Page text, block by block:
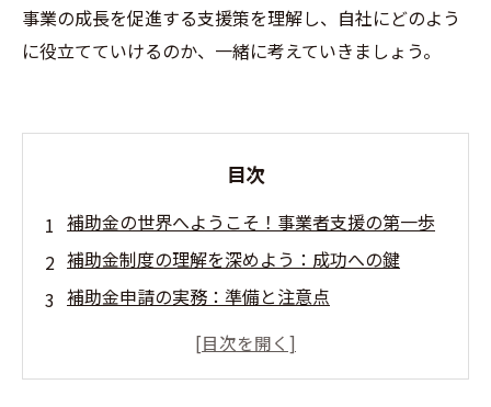
事業の成長を促進する支援策を理解し、自社にどのよう
に役立てていけるのか、一緒に考えていきましょう。
目次
補助金の世界へようこそ！事業者支援の第一歩
補助金制度の理解を深めよう：成功への鍵
補助金申請の実務：準備と注意点
成功事例に学ぶ：補助金の実際の効果